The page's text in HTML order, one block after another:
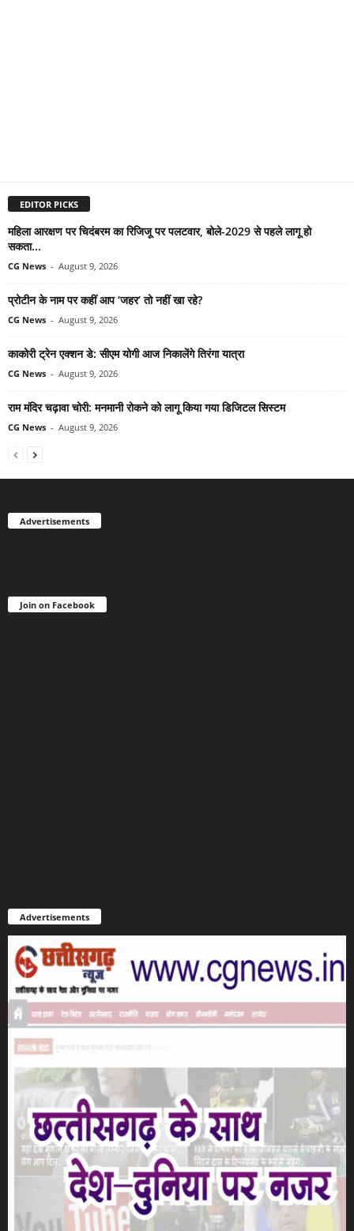
EDITOR PICKS
महिला आरक्षण पर चिदंबरम का रिजिजू पर पलटवार, बोले-2029 से पहले लागू हो
सकता...
CG News - August 9, 2026
प्रोटीन के नाम पर कहीं आप ‘जहर’ तो नहीं खा रहे?
CG News - August 9, 2026
काकोरी ट्रेन एक्शन डे: सीएम योगी आज निकालेंगे तिरंगा यात्रा
CG News - August 9, 2026
राम मंदिर चढ़ावा चोरी: मनमानी रोकने को लागू किया गया डिजिटल सिस्टम
CG News - August 9, 2026
Advertisements
Join on Facebook
Advertisements